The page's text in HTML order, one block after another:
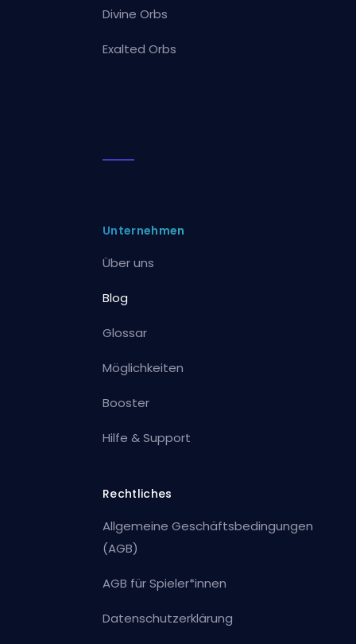
Divine Orbs
Exalted Orbs
Unternehmen
Über uns
Blog
Glossar
Möglichkeiten
Booster
Hilfe & Support
Rechtliches
Allgemeine Geschäftsbedingungen
(AGB)
AGB für Spieler*innen
Datenschutzerklärung